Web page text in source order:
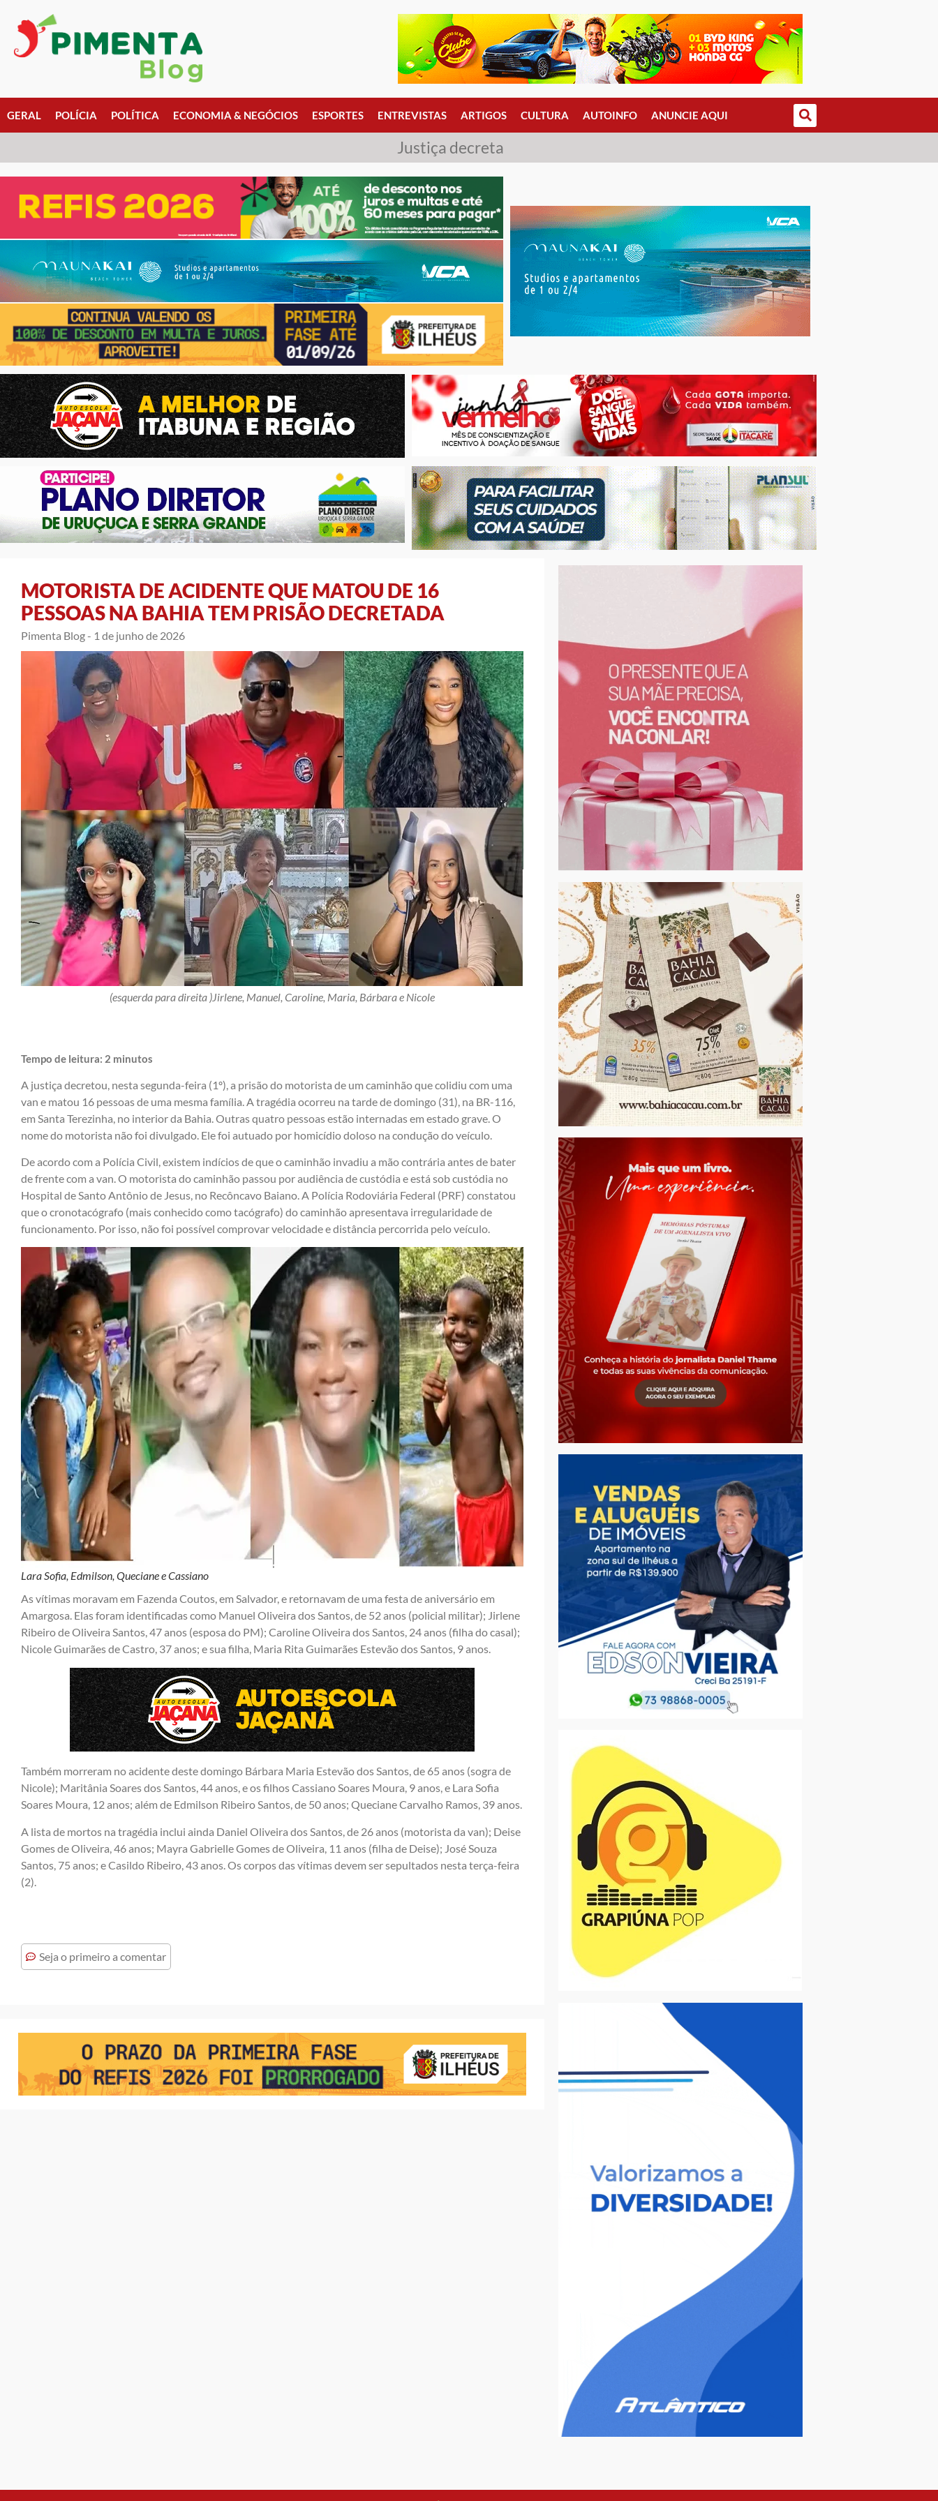
GERAL POLÍCIA POLÍTICA ECONOMIA & NEGÓCIOS ESPORTES ENTREVISTAS ARTIGOS CULTURA AUTOINFO ANUNCIE AQUI
Justiça decreta
MOTORISTA DE ACIDENTE QUE MATOU DE 16
PESSOAS NA BAHIA TEM PRISÃO DECRETADA
Pimenta Blog - 1 de junho de 2026
(esquerda para direita )Jirlene, Manuel, Caroline, Maria, Bárbara e Nicole
Tempo de leitura: 2 minutos
A justiça decretou, nesta segunda-feira (1º), a prisão do motorista de um caminhão que colidiu com uma
van e matou 16 pessoas de uma mesma família. A tragédia ocorreu na tarde de domingo (31), na BR-116,
em Santa Terezinha, no interior da Bahia. Outras quatro pessoas estão internadas em estado grave. O
nome do motorista não foi divulgado. Ele foi autuado por homicídio doloso na condução do veículo.
De acordo com a Polícia Civil, existem indícios de que o caminhão invadiu a mão contrária antes de bater
de frente com a van. O motorista do caminhão passou por audiência de custódia e está sob custódia no
Hospital de Santo Antônio de Jesus, no Recôncavo Baiano. A Polícia Rodoviária Federal (PRF) constatou
que o cronotacógrafo (mais conhecido como tacógrafo) do caminhão apresentava irregularidade de
funcionamento. Por isso, não foi possível comprovar velocidade e distância percorrida pelo veículo.
Lara Sofia, Edmilson, Queciane e Cassiano
As vítimas moravam em Fazenda Coutos, em Salvador, e retornavam de uma festa de aniversário em
Amargosa. Elas foram identificadas como Manuel Oliveira dos Santos, de 52 anos (policial militar); Jirlene
Ribeiro de Oliveira Santos, 47 anos (esposa do PM); Caroline Oliveira dos Santos, 24 anos (filha do casal);
Nicole Guimarães de Castro, 37 anos; e sua filha, Maria Rita Guimarães Estevão dos Santos, 9 anos.
Também morreram no acidente deste domingo Bárbara Maria Estevão dos Santos, de 65 anos (sogra de
Nicole); Maritânia Soares dos Santos, 44 anos, e os filhos Cassiano Soares Moura, 9 anos, e Lara Sofia
Soares Moura, 12 anos; além de Edmilson Ribeiro Santos, de 50 anos; Queciane Carvalho Ramos, 39 anos.
A lista de mortos na tragédia inclui ainda Daniel Oliveira dos Santos, de 26 anos (motorista da van); Deise
Gomes de Oliveira, 46 anos; Mayra Gabrielle Gomes de Oliveira, 11 anos (filha de Deise); José Souza
Santos, 75 anos; e Casildo Ribeiro, 43 anos. Os corpos das vítimas devem ser sepultados nesta terça-feira
(2).
Seja o primeiro a comentar